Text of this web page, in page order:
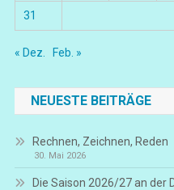
31
« Dez. Feb. »
NEUESTE BEITRÄGE
Rechnen, Zeichnen, Reden
30. Mai 2026
Die Saison 2026/27 an der